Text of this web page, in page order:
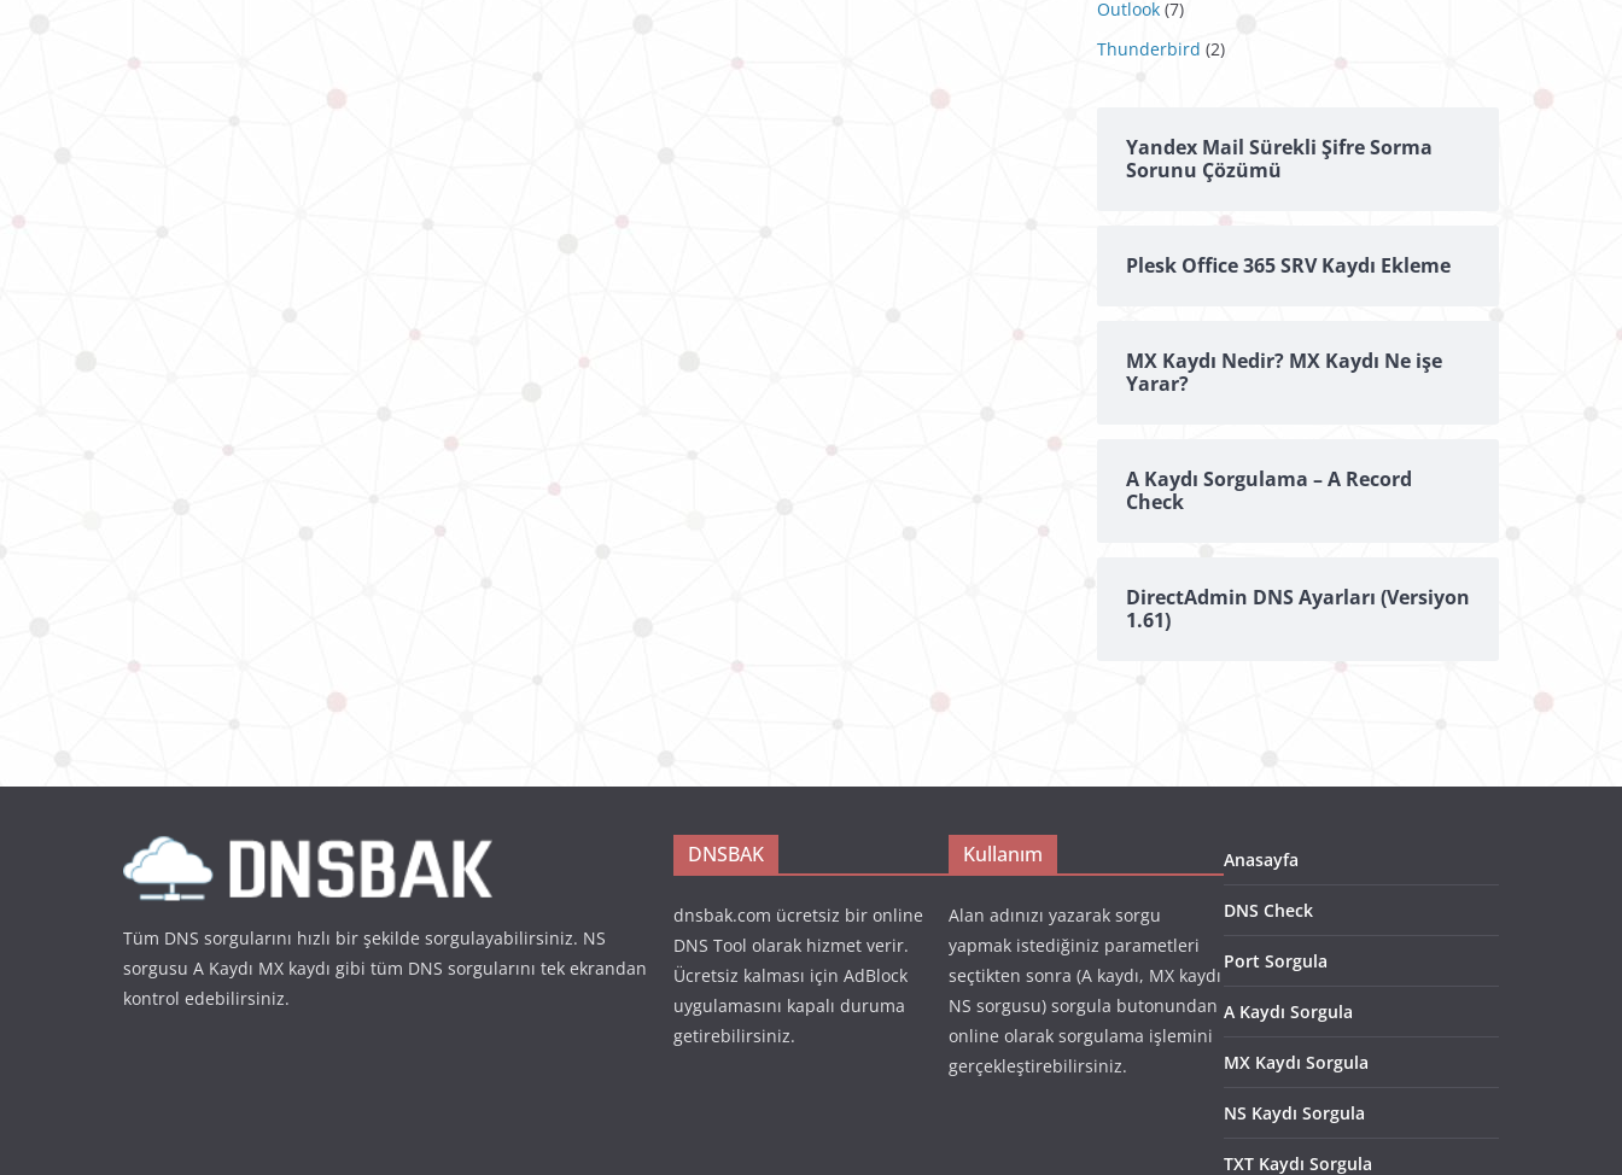
Outlook (7)
Thunderbird (2)
Yandex Mail Sürekli Şifre Sorma
Sorunu Çözümü
Plesk Office 365 SRV Kaydı Ekleme
MX Kaydı Nedir? MX Kaydı Ne işe
Yarar?
A Kaydı Sorgulama – A Record
Check
DirectAdmin DNS Ayarları (Versiyon
1.61)
Tüm DNS sorgularını hızlı bir şekilde sorgulayabilirsiniz. NS
sorgusu A Kaydı MX kaydı gibi tüm DNS sorgularını tek ekrandan
kontrol edebilirsiniz.
DNSBAK
dnsbak.com ücretsiz bir online
DNS Tool olarak hizmet verir.
Ücretsiz kalması için AdBlock
uygulamasını kapalı duruma
getirebilirsiniz.
Kullanım
Alan adınızı yazarak sorgu
yapmak istediğiniz parametleri
seçtikten sonra (A kaydı, MX kaydı
NS sorgusu) sorgula butonundan
online olarak sorgulama işlemini
gerçekleştirebilirsiniz.
Anasayfa
DNS Check
Port Sorgula
A Kaydı Sorgula
MX Kaydı Sorgula
NS Kaydı Sorgula
TXT Kaydı Sorgula